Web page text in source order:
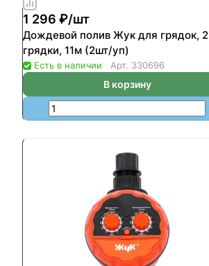
1 296 ₽/шт
Дождевой полив Жук для грядок, 2
грядки, 11м (2шт/уп)
Есть в наличии Арт. 330696
В корзину